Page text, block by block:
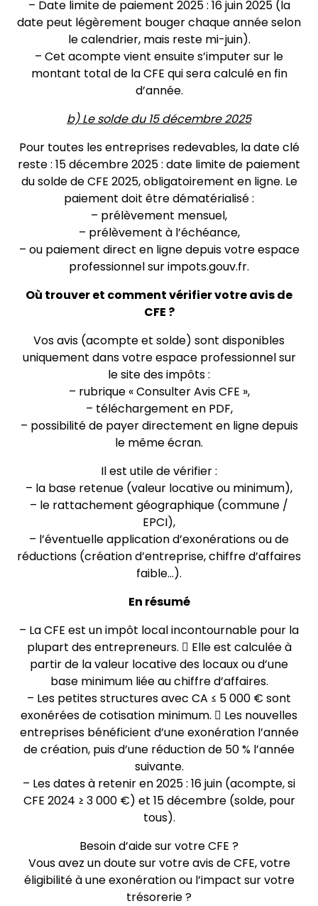
– Date limite de paiement 2025 : 16 juin 2025 (la
date peut légèrement bouger chaque année selon
le calendrier, mais reste mi-juin).
– Cet acompte vient ensuite s’imputer sur le
montant total de la CFE qui sera calculé en fin
d’année.
b) Le solde du 15 décembre 2025
Pour toutes les entreprises redevables, la date clé
reste : 15 décembre 2025 : date limite de paiement
du solde de CFE 2025, obligatoirement en ligne. Le
paiement doit être dématérialisé :
– prélèvement mensuel,
– prélèvement à l’échéance,
– ou paiement direct en ligne depuis votre espace
professionnel sur impots.gouv.fr.
Où trouver et comment vérifier votre avis de
CFE ?
Vos avis (acompte et solde) sont disponibles
uniquement dans votre espace professionnel sur
le site des impôts :
– rubrique « Consulter Avis CFE »,
– téléchargement en PDF,
– possibilité de payer directement en ligne depuis
le même écran.
Il est utile de vérifier :
– la base retenue (valeur locative ou minimum),
– le rattachement géographique (commune /
EPCI),
– l’éventuelle application d’exonérations ou de
réductions (création d’entreprise, chiffre d’affaires
faible…).
En résumé
– La CFE est un impôt local incontournable pour la
plupart des entrepreneurs.  Elle est calculée à
partir de la valeur locative des locaux ou d’une
base minimum liée au chiffre d’affaires.
– Les petites structures avec CA ≤ 5 000 € sont
exonérées de cotisation minimum.  Les nouvelles
entreprises bénéficient d’une exonération l’année
de création, puis d’une réduction de 50 % l’année
suivante.
– Les dates à retenir en 2025 : 16 juin (acompte, si
CFE 2024 ≥ 3 000 €) et 15 décembre (solde, pour
tous).
Besoin d’aide sur votre CFE ?
Vous avez un doute sur votre avis de CFE, votre
éligibilité à une exonération ou l’impact sur votre
trésorerie ?